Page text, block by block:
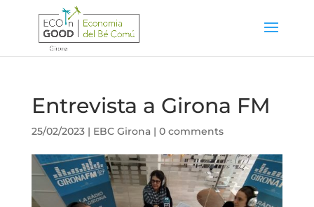
Entrevista a Girona FM
25/02/2023| EBC Girona| 0 comments